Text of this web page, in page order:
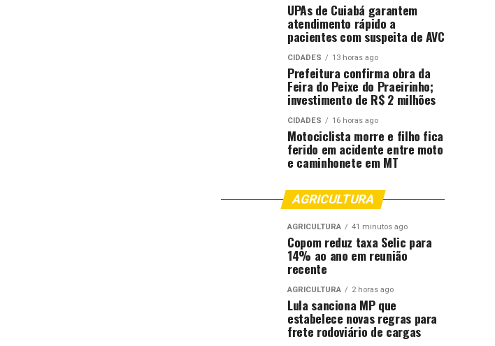
UPAs de Cuiabá garantem
atendimento rápido a
pacientes com suspeita de AVC
CIDADES 13 horas ago
Prefeitura confirma obra da
Feira do Peixe do Praeirinho;
investimento de R$ 2 milhões
CIDADES 16 horas ago
Motociclista morre e filho fica
ferido em acidente entre moto
e caminhonete em MT
AGRICULTURA
AGRICULTURA 41 minutos ago
Copom reduz taxa Selic para
14% ao ano em reunião
recente
AGRICULTURA 2 horas ago
Lula sanciona MP que
estabelece novas regras para
frete rodoviário de cargas